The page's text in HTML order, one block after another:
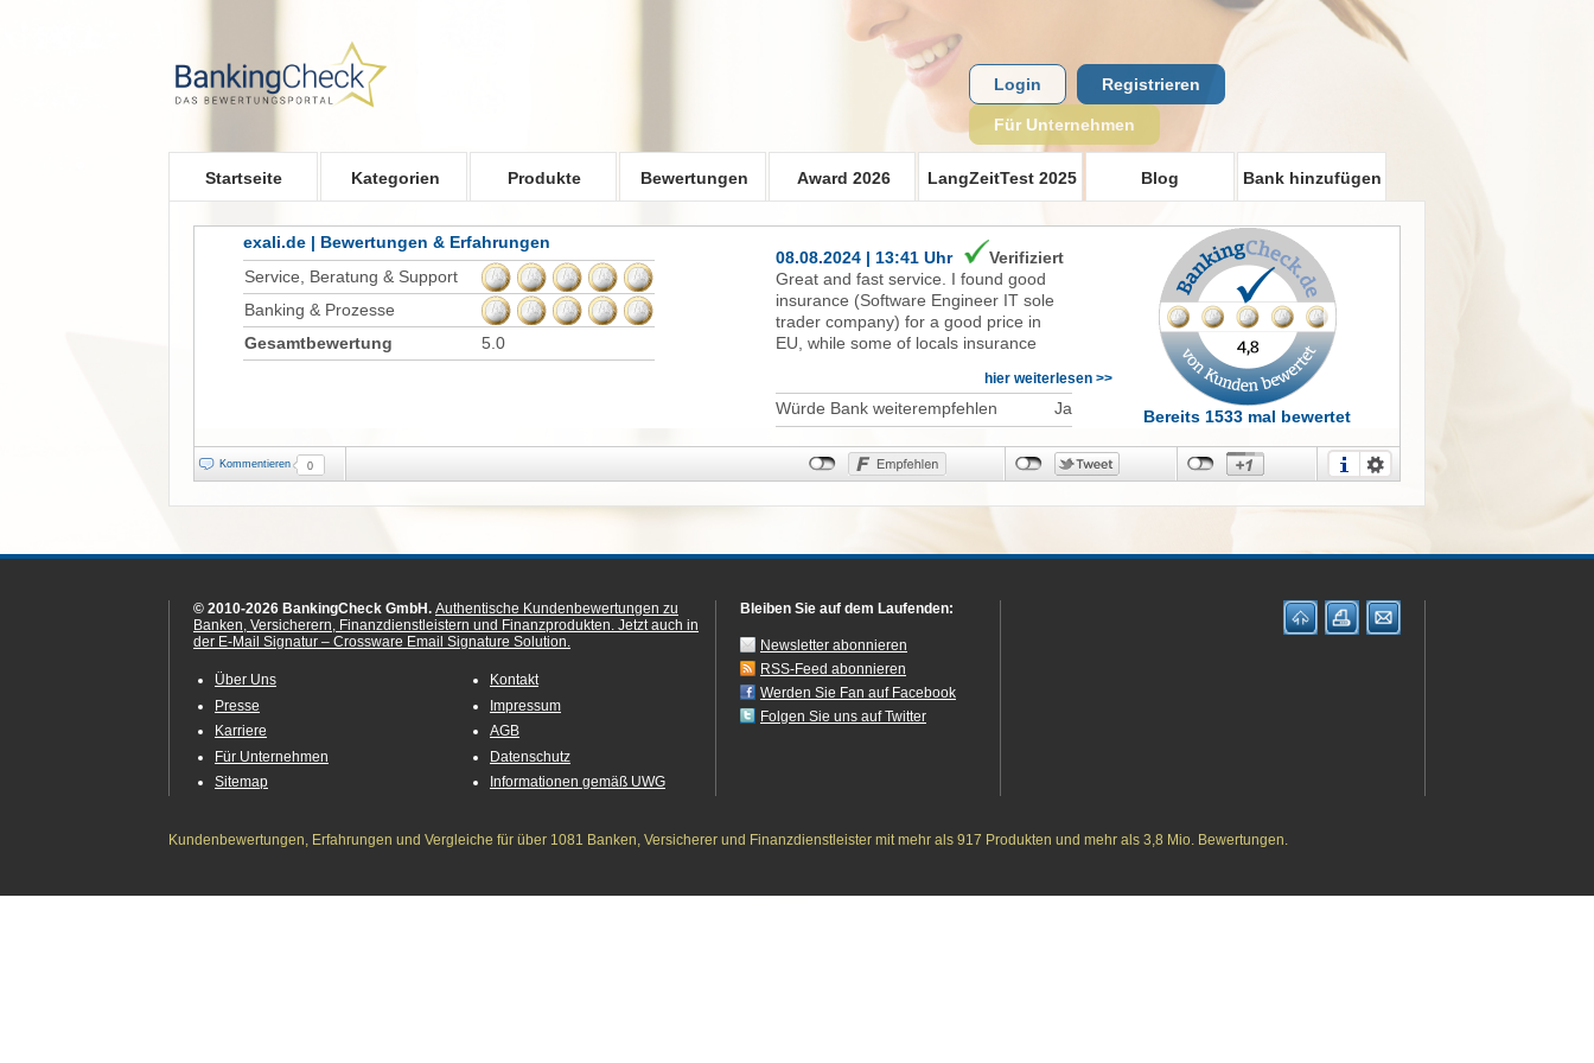
Startseite Kategorien Produkte Bewertungen Award 2026 LangZeitTest 2025 Blog Bank hinzufügen
Login Registrieren
Für Unternehmen
exali.de | Bewertungen & Erfahrungen
Service, Beratung & Support
Banking & Prozesse
Gesamtbewertung
5.0
08.08.2024 | 13:41 Uhr
Verifiziert
Great and fast service. I found good
insurance (Software Engineer IT sole
trader company) for a good price in
EU, while some of locals insurance
hier weiterlesen >>
Würde Bank weiterempfehlen Ja Bereits 1533 mal bewertet
Kommentieren 0
© 2010-2026 BankingCheck GmbH. Authentische Kundenbewertungen zu
Banken, Versicherern, Finanzdienstleistern und Finanzprodukten. Jetzt auch in
der E-Mail Signatur – Crossware Email Signature Solution.
Über Uns
Presse
Karriere
Für Unternehmen
Sitemap
Kontakt
Impressum
AGB
Datenschutz
Informationen gemäß UWG
Bleiben Sie auf dem Laufenden:
Newsletter abonnieren
RSS-Feed abonnieren
Werden Sie Fan auf Facebook
Folgen Sie uns auf Twitter
Kundenbewertungen, Erfahrungen und Vergleiche für über 1081 Banken, Versicherer und Finanzdienstleister mit mehr als 917 Produkten und mehr als 3,8 Mio. Bewertungen.